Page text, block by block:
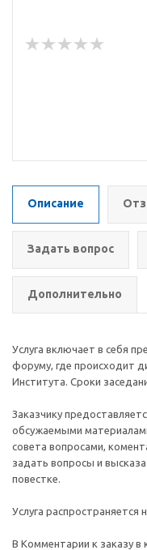
Описание
Задать вопрос
Дополнительно
Услуга включает в себя
форуму, где происходит
Института. Сроки
Заказчику
обсужаемыми
совета вопросами,
задать вопросы и
повестке.
Услуга распространяется
В Комментарии к заказу в